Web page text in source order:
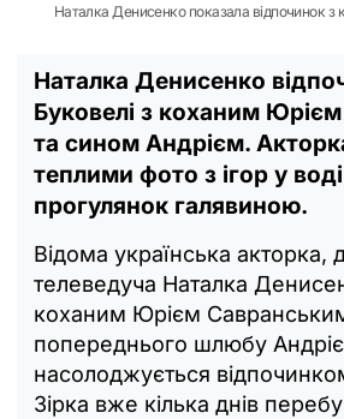
Наталка Денисенко показала відпочинок
Наталка Денисенко
Буковелі з коханим
та сином Андрієм.
теплими фото з ігор у
прогулянок галявиною.
Відома українська акторка,
телеведуча Наталка
коханим Юрієм
попереднього шлюбу
насолоджується
Зірка вже кілька днів